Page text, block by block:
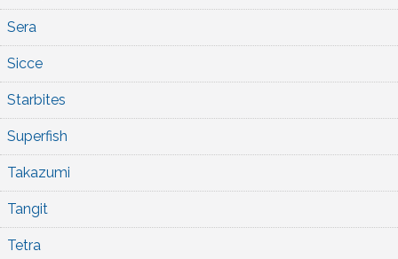
Sera
Sicce
Starbites
Superfish
Takazumi
Tangit
Tetra